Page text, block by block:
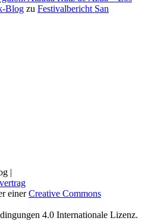
Blog zu Festivalbericht San
|
einerCreative Commons
4.0 Internationale Lizenz.